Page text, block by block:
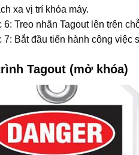
xa vị trí khóa máy.
Treo nhãn Tagout lên trên
Bắt đầu tiến hành công việc
Tagout (mở khóa)